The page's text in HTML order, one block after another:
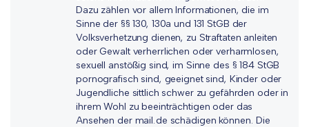
Dazu zählen vor allem Informationen, die im
Sinne der §§ 130, 130a und 131 StGB der
Volksverhetzung dienen, zu Straftaten anleiten
oder Gewalt verherrlichen oder verharmlosen,
sexuell anstößig sind, im Sinne des § 184 StGB
pornografisch sind, geeignet sind, Kinder oder
Jugendliche sittlich schwer zu gefährden oder in
ihrem Wohl zu beeinträchtigen oder das
Ansehen der mail.de schädigen können. Die